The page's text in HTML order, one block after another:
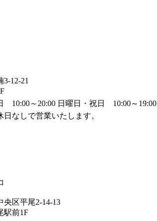
12-21
10:00～20:00 日曜日・祝日 10:00～19:00
日なしで営業いたします。
央区平尾2-14-13
駅前1F